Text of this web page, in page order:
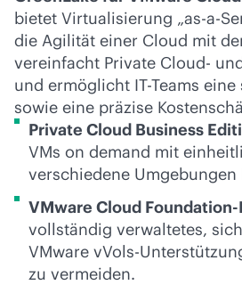
bietet Virtualisierung „as-a-
die Agilität einer Cloud mit
vereinfacht Private Cloud-
und ermöglicht IT-Teams
sowie eine präzise
Private Cloud Business
VMs on demand mit
verschiedene Umgebungen
VMware Cloud
vollständig verwaltetes,
VMware vVols-
zu vermeiden.